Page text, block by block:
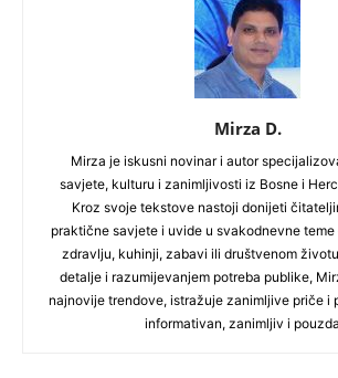
Mirza D.
Mirza je iskusni novinar i autor
savjete, kulturu i zanimljivosti iz Bosne i
Kroz svoje tekstove nastoji donijeti
praktične savjete i uvide u svakodnevne teme
zdravlju, kuhinji, zabavi ili društvenom
detalje i razumijevanjem potreba publike,
najnovije trendove, istražuje zanimljive priče i
informativan, zanimljiv i